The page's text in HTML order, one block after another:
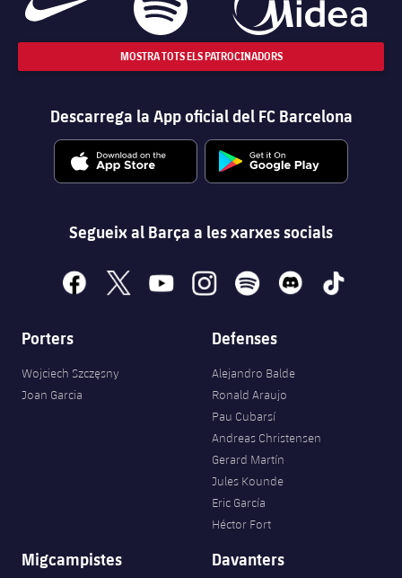
MOSTRA TOTS ELS PATROCINADORS
Descarrega la App oficial del FC Barcelona
Segueix al Barça a les xarxes socials
facebook
x youtubeinstagramspotify discord tiktok
Porters
Wojciech Szczęsny
Joan Garcia
Defenses
Alejandro Balde
Ronald Araujo
Pau Cubarsí
Andreas Christensen
Gerard Martín
Jules Kounde
Eric García
Héctor Fort
Migcampistes Davanters